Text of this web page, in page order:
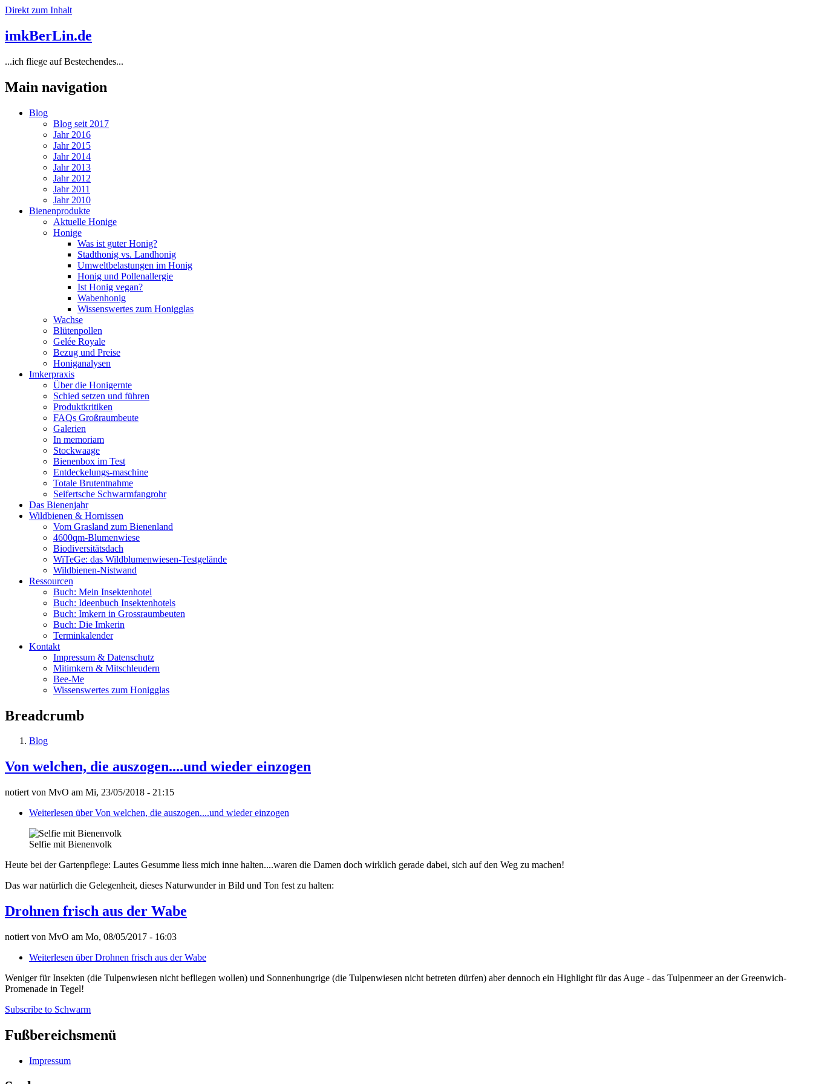
Direkt zum Inhalt
imkBerLin.de
...ich fliege auf Bestechendes...
Main navigation
Blog
Blog seit 2017
Jahr 2016
Jahr 2015
Jahr 2014
Jahr 2013
Jahr 2012
Jahr 2011
Jahr 2010
Bienenprodukte
Aktuelle Honige
Honige
Was ist guter Honig?
Stadthonig vs. Landhonig
Umweltbelastungen im Honig
Honig und Pollenallergie
Ist Honig vegan?
Wabenhonig
Wissenswertes zum Honigglas
Wachse
Blütenpollen
Gelée Royale
Bezug und Preise
Honiganalysen
Imkerpraxis
Über die Honigernte
Schied setzen und führen
Produktkritiken
FAQs Großraumbeute
Galerien
In memoriam
Stockwaage
Bienenbox im Test
Entdeckelungs-maschine
Totale Brutentnahme
Seifertsche Schwarmfangrohr
Das Bienenjahr
Wildbienen & Hornissen
Vom Grasland zum Bienenland
4600qm-Blumenwiese
Biodiversitätsdach
WiTeGe: das Wildblumenwiesen-Testgelände
Wildbienen-Nistwand
Ressourcen
Buch: Mein Insektenhotel
Buch: Ideenbuch Insektenhotels
Buch: Imkern in Grossraumbeuten
Buch: Die Imkerin
Terminkalender
Kontakt
Impressum & Datenschutz
Mitimkern & Mitschleudern
Bee-Me
Wissenswertes zum Honigglas
Breadcrumb
Blog
Von welchen, die auszogen....und wieder einzogen
notiert von MvO am Mi, 23/05/2018 - 21:15
Weiterlesen über Von welchen, die auszogen....und wieder einzogen
Selfie mit Bienenvolk
Heute bei der Gartenpflege: Lautes Gesumme liess mich inne halten....waren die Damen doch wirklich gerade dabei, sich auf den Weg zu machen!
Das war natürlich die Gelegenheit, dieses Naturwunder in Bild und Ton fest zu halten:
Drohnen frisch aus der Wabe
notiert von MvO am Mo, 08/05/2017 - 16:03
Weiterlesen über Drohnen frisch aus der Wabe
Weniger für Insekten (die Tulpenwiesen nicht befliegen wollen) und Sonnenhungrige (die Tulpenwiesen nicht betreten dürfen) aber dennoch ein Highlight für das Auge - das Tulpenmeer an der Greenwich-
Promenade in Tegel!
Subscribe to Schwarm
Fußbereichsmenü
Impressum